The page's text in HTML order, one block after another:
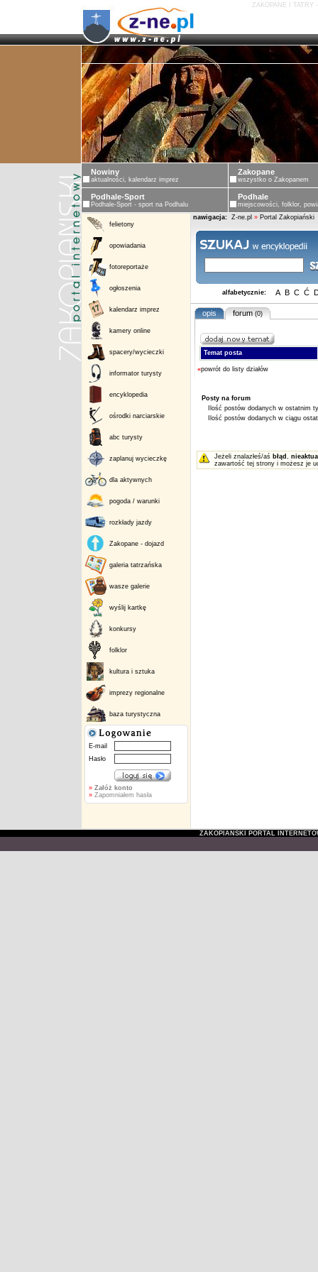
ZAKOPANE I TATRY
Nowiny
aktualności, kalendarz imprez
Zakopane
wszystko o Zakopanem
Podhale-Sport
Podhale-Sport - sport na Podhalu
Podhale
miejscowości, folklor,
felietony
opowiadania
fotoreportaże
ogłoszenia
kalendarz imprez
kamery online
spacery/wycieczki
informator turysty
encyklopedia
ośrodki narciarskie
abc turysty
zaplanuj wycieczkę
dla aktywnych
pogoda / warunki
rozkłady jazdy
Zakopane - dojazd
galeria tatrzańska
wasze galerie
wyślij kartkę
konkursy
folklor
kultura i sztuka
imprezy regionalne
baza turystyczna
E-mail
Hasło
» Załóż konto
»Zapomniałem hasła
nawigacja: Z-ne.pl » Portal Zakopiański
alfabetycznie: A B C Ć
opis forum (0)
Temat posta
«powrót do listy działów
Posty na forum
Ilość postów dodanych w ostatnim
Ilość postów dodanych w ciągu
Jeżeli znalazłeś/aś błąd ,
zawartość tej strony i możesz je
ZAKOPIAŃSKI PORTAL